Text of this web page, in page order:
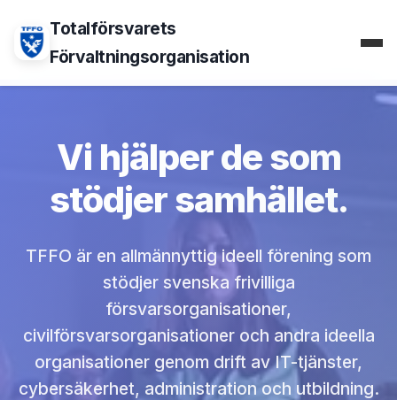
Totalförsvarets
Förvaltningsorganisation
API-Tjänster
Vårt uppdrag
Våra garanter
Kontakt
Vi hjälper de som
stödjer samhället.
TFFO är en allmännyttig ideell förening som
stödjer svenska frivilliga
försvarsorganisationer,
civilförsvarsorganisationer och andra ideella
organisationer genom drift av IT-tjänster,
cybersäkerhet, administration och utbildning.